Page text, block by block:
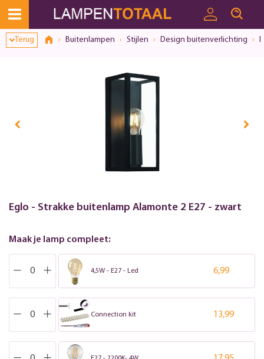
Terug Buitenlampen Stijlen Design buitenverlichting
Eglo - Strakke buitenlamp Alamonte 2 E27 - zwart
Maak je lamp compleet:
4,5W - E27 - Led 6,99
Connection kit 13,99